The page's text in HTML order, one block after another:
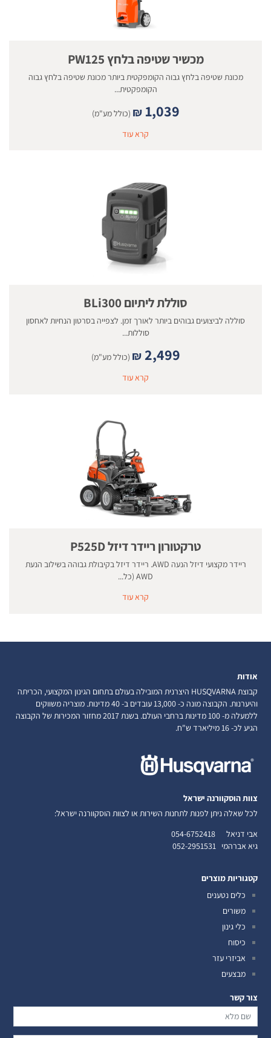
מכשיר שטיפה בלחץ PW125
מכונת שטיפה בלחץ גבוה הקומפקטית ביותר מכונת שטיפה בלחץ גבוה
הקומפקטית...
₪ 1,039
(כולל מע"מ)
קרא עוד
סוללת ליתיום BLi300
סוללה לביצועים גבוהים ביותר לאורך זמן. לצפייה בסרטון הנחיות לאחסון
סוללות...
₪ 2,499
(כולל מע"מ)
קרא עוד
טרקטורון ריידר דיזל P525D
ריידר מקצועי דיזל הנעה AWD. ריידר דיזל בקיבולת גבוהה בשילוב הנעת
AWD (כל...
קרא עוד
אודות
קבוצת HUSQVARNA היצרנית המובילה בעולם בתחום הגינון המקצועי, הכריתה
והיערנות. הקבוצה מונה כ- 13,000 עובדים ב- 40 מדינות. מוצריה משווקים
ללמעלה מ- 100 מדינות ברחבי העולם. בשנת 2017 מחזור המכירות של הקבוצה
הגיע לכ- 16 מיליארד ש"ח.
צוות הוסקוורנה ישראל
לכל שאלה ניתן לפנות לתחנות השירות או לצוות הוסקוורנה ישראל:
אבי דניאל 054-6752418
גיא אברהמי 052-2951531
קטגוריות מוצרים
כלים נטענים
משורים
כלי גינון
כיסוח
אביזרי עזר
מבצעים
צור קשר